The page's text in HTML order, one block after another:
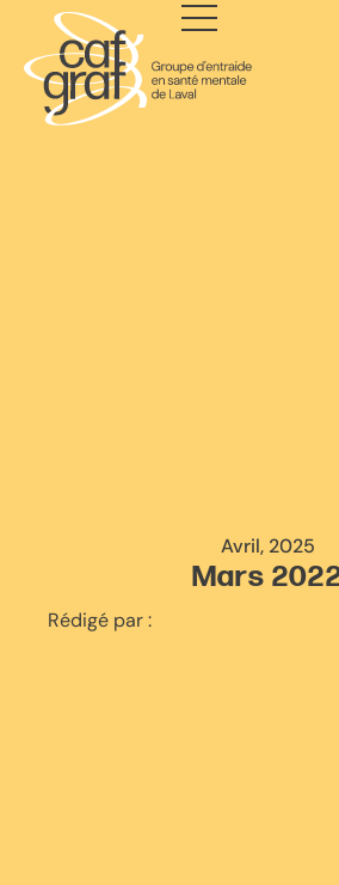
Avril, 2025
Mars
Rédigé par :